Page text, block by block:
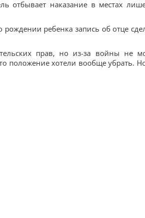
отбывает наказание в местах
рождении ребенка запись об отце
прав, но из-за войны не
положение хотели вообще убрать.